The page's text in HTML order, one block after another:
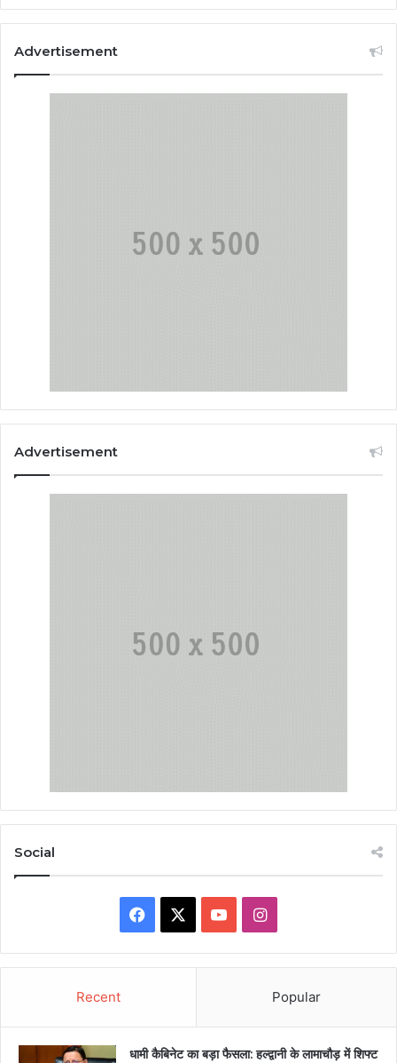
Advertisement
Advertisement
Social
Facebook YouTubeInstagram
Recent Popular
धामी कैबिनेट का बड़ा फैसला: हल्द्वानी के लामाचौड़ में शिफ्ट